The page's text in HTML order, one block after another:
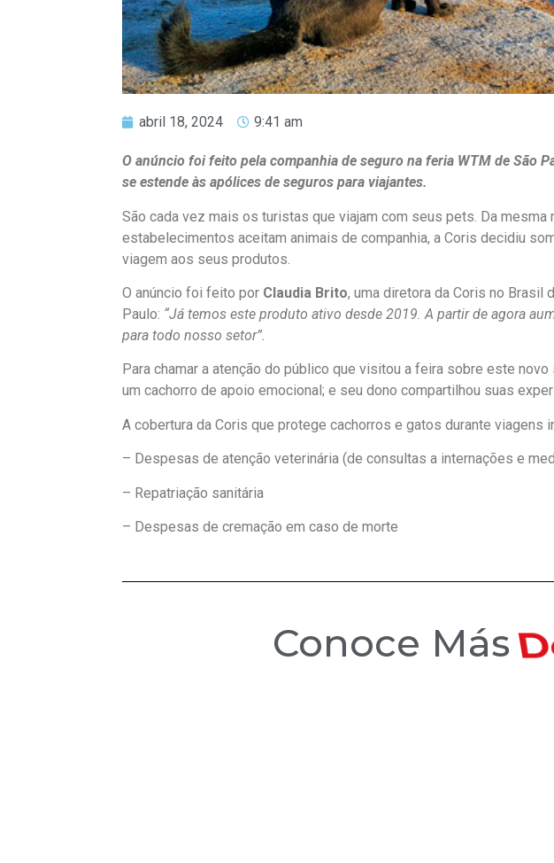
abril 18, 2024 9:41 am
O anúncio foi feito pela companhia de seguro na feria WTM de São
se estende às apólices de seguros para viajantes.
São cada vez mais os turistas que viajam com seus pets. Da mesma
estabelecimentos aceitam animais de companhia, a Coris decidiu
viagem aos seus produtos.
O anúncio foi feito por Claudia Brito, uma diretora da Coris no Brasil
Paulo: “Já temos este produto ativo desde 2019. A partir de agora
para todo nosso setor”.
Para chamar a atenção do público que visitou a feira sobre este
um cachorro de apoio emocional; e seu dono compartilhou suas
A cobertura da Coris que protege cachorros e gatos durante viagens
– Despesas de atenção veterinária (de consultas a internações e
– Repatriação sanitária
– Despesas de cremação em caso de morte
Conoce Más